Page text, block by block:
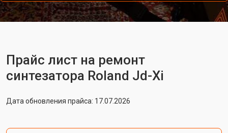
Прайс лист на ремонт
синтезатора Roland Jd-Xi
Дата обновления прайса: 17.07.2026